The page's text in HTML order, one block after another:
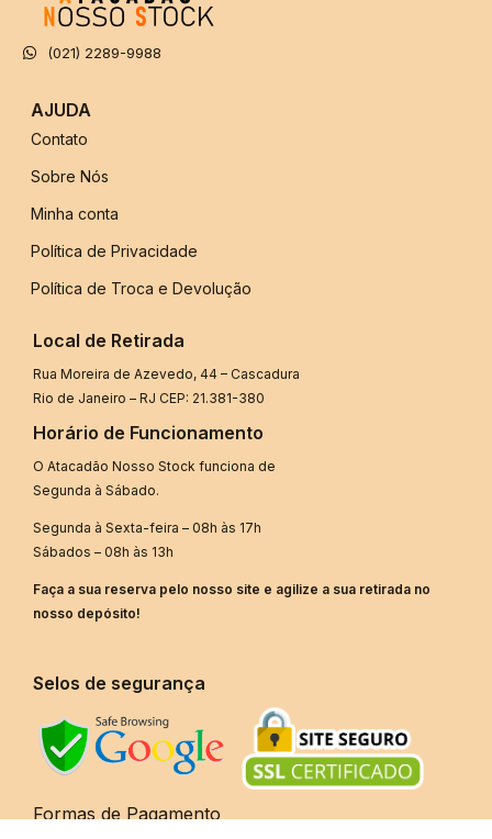
(021) 2289-9988
AJUDA
Contato
Sobre Nós
Minha conta
Política de Privacidade
Política de Troca e Devolução
Local de Retirada
Rua Moreira de Azevedo, 44 – Cascadura
Rio de Janeiro – RJ CEP: 21.381-380
Horário de Funcionamento
O Atacadão Nosso Stock funciona de
Segunda à Sábado.
Segunda à Sexta-feira – 08h às 17h
Sábados – 08h às 13h
Faça a sua reserva pelo nosso site e agilize a sua retirada no
nosso depósito!
Selos de segurança
Formas de Pagamento